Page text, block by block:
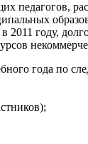
2011 году,
года по